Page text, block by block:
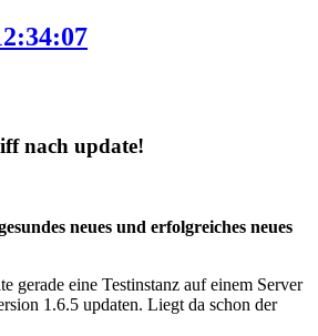
nach update!
neues und erfolgreiches neues
gerade eine Testinstanz auf einem Server
1.6.5 updaten. Liegt da schon der